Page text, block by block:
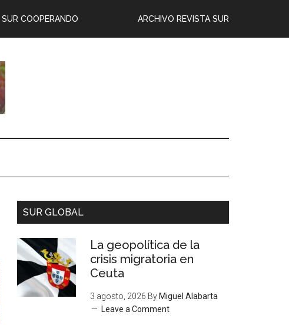
ARCHIVO REVISTA SUR
SUR COOPERANDO
SUR GLOBAL
La geopolítica de la
crisis migratoria en
Ceuta
3 agosto, 2026 By Miguel Alabarta
Leave a Comment